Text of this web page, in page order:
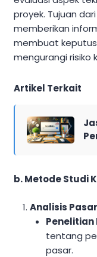
proyek. Tujuan
memberikan
membuat
mengurangi risiko
Artikel Terkait
b. Metode Studi
Analisis
Penelitian
tentang
pasar.